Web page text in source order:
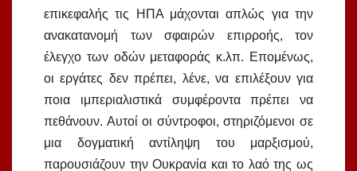
επικεφαλής τις ΗΠΑ μάχονται απλώς για την
ανακατανομή των σφαιρών επιρροής, τον
έλεγχο των οδών μεταφοράς κ.λπ. Επομένως,
οι εργάτες δεν πρέπει, λένε, να επιλέξουν για
ποια ιμπεριαλιστικά συμφέροντα πρέπει να
πεθάνουν. Αυτοί οι σύντροφοι, στηριζόμενοι σε
μια δογματική αντίληψη του μαρξισμού,
παρουσιάζουν την Ουκρανία και το λαό της ως